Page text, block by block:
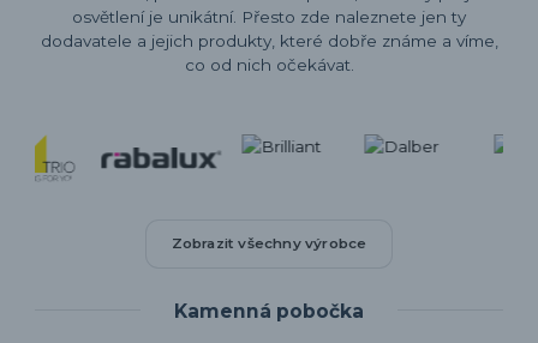
osvětlení je unikátní. Přesto zde naleznete jen ty
dodavatele a jejich produkty, které dobře známe a víme,
co od nich očekávat.
Zobrazit všechny výrobce
Kamenná pobočka